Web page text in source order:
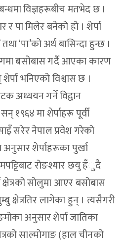
विज्ञहरूबीच मतभेद छ ।
र पा मिलेर बनेको हो । शेर्पा
तथा ‘पा’को अर्थ बासिन्दा हुन्छ ।
बसोबास गर्दै आएका कारण
भनिएको विश्वास छ ।
अध्ययन गर्ने विद्वान
१९६४ मा शेर्पाहरू पूर्वी
सरेर नेपाल प्रवेश गरेको
शेर्पाहरूका पुर्खा
रोङश्यार छयु हँुदै
क्षेत्रको सोलुमा आएर बसोबास
क्षेत्रतिर लागेका हुन् । त्यसैगरी
अनुसार शेर्पा जातिका
साल्मोगाङ (हाल चीनको